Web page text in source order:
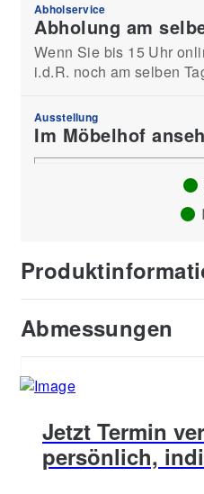
Abholservice
Abholung am
Wenn Sie bis 15 Uhr
i.d.R. noch am selben
Ausstellung
Im Möbelhof
Abmessungen
Jetzt Termin
persönlich,